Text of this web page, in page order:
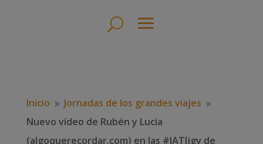
Inicio 9 Jornadas de los grandes viajes 9
Nuevo vídeo de Rubén y Lucía
(algoquerecordar.com) en las #IATIjgv de